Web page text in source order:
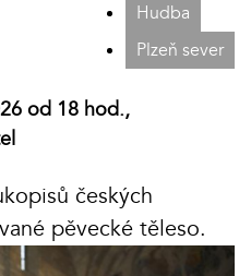
Hudba
Plzeň sever
od 18 hod.,
českých
pěvecké těleso.